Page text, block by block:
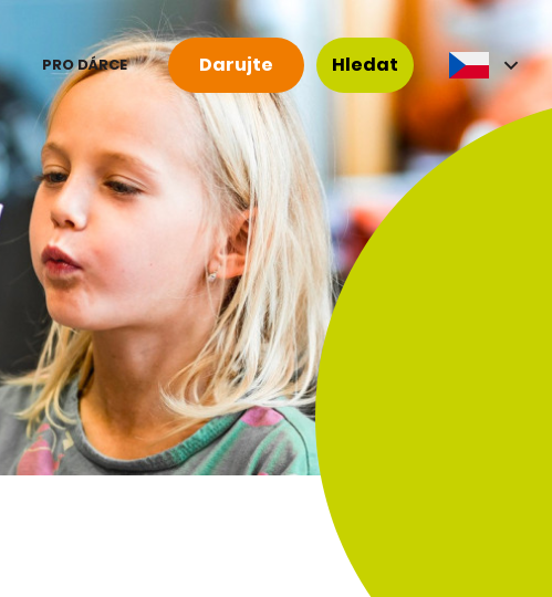
PRO DÁRCE Darujte Hledat